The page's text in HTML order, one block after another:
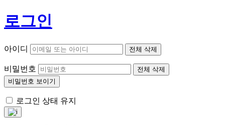
로그인
아이디 전체 삭제
비밀번호
전체 삭제
비밀번호 보이기
로그인 상태 유지